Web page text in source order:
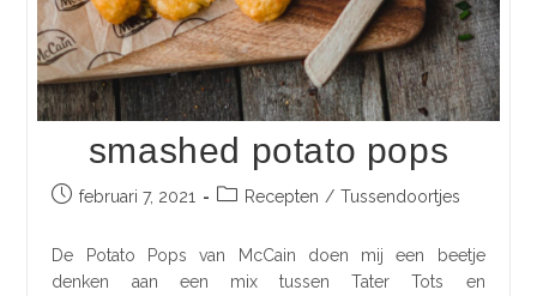
smashed potato pops
februari 7, 2021 Recepten / Tussendoortjes
De Potato Pops van McCain doen mij een beetje
denken aan een mix tussen Tater Tots en